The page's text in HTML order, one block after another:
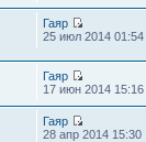
Гаяр
25 июл 2014 01:54
Гаяр
17 июн 2014 15:16
Гаяр
28 апр 2014 15:30